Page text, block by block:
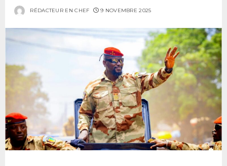
RÉDACTEUR EN CHEF 9 NOVEMBRE 2025